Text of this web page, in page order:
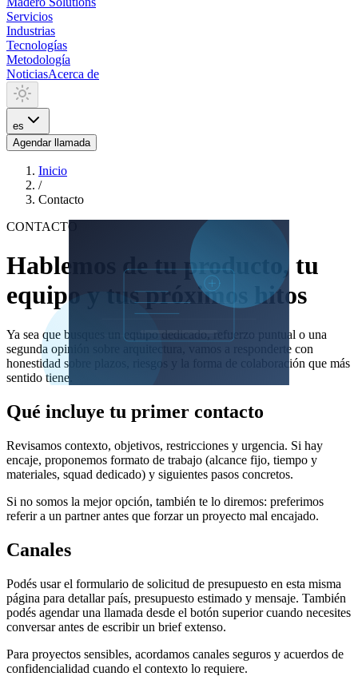
Servicios
Industrias
Tecnologías
Metodología
NoticiasAcerca de
es
Agendar llamada
Inicio
/
Contacto
CONTACTO
Hablemos de tu producto, tu
equipo y tus próximos hitos
Ya sea que busques un equipo dedicado, refuerzo puntual o una
segunda opinión sobre arquitectura, vamos a responderte con
honestidad sobre plazos, riesgos y la forma de colaboración que más
sentido tiene.
Qué incluye tu primer contacto
Revisamos contexto, objetivos, restricciones y urgencia. Si hay
encaje, proponemos formato de trabajo (alcance fijo, tiempo y
materiales, squad dedicado) y siguientes pasos concretos.
Si no somos la mejor opción, también te lo diremos: preferimos
referir a un partner antes que forzar un proyecto mal encajado.
Canales
Podés usar el formulario de solicitud de presupuesto en esta misma
página para detallar país, presupuesto estimado y mensaje. También
podés agendar una llamada desde el botón superior cuando necesites
conversar antes de escribir un brief extenso.
Para proyectos sensibles, acordamos canales seguros y acuerdos de
confidencialidad cuando el contexto lo requiere.